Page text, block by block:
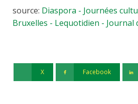
source: Diaspora - Journées
Bruxelles - Lequotidien -
X Facebook